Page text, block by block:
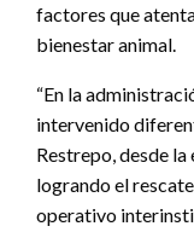
factores que
bienestar animal.
“En la
intervenido
Restrepo, desde
logrando el
operativo